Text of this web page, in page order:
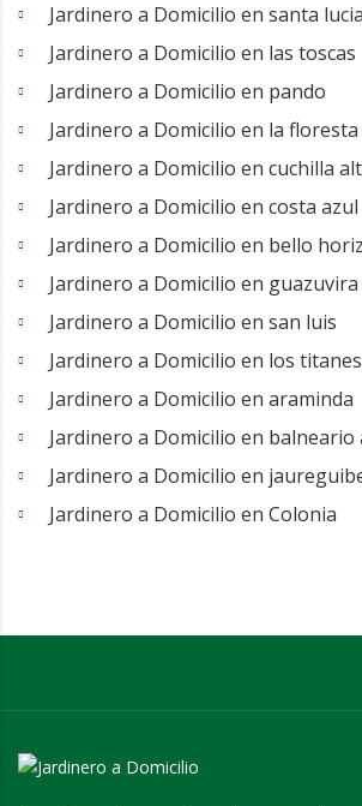
Jardinero a Domicilio en santa
Jardinero a Domicilio en las toscas
Jardinero a Domicilio en pando
Jardinero a Domicilio en la floresta
Jardinero a Domicilio en cuchilla
Jardinero a Domicilio en costa azul
Jardinero a Domicilio en bello
Jardinero a Domicilio en guazuvira
Jardinero a Domicilio en san luis
Jardinero a Domicilio en los titanes
Jardinero a Domicilio en araminda
Jardinero a Domicilio en
Jardinero a Domicilio en
Jardinero a Domicilio en Colonia